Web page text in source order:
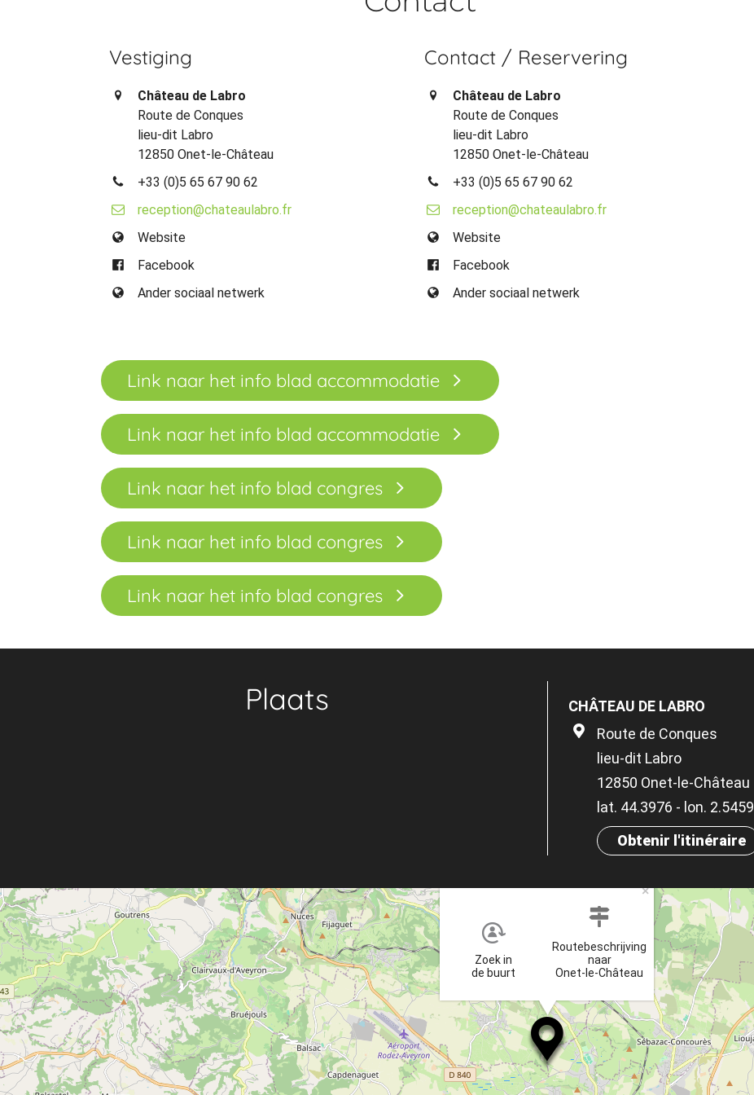
Vestiging
Château de Labro
Route de Conques
lieu-dit Labro
12850 Onet-le-Château
+33 (0)5 65 67 90 62
reception@chateaulabro.fr
Website
Facebook
Ander sociaal netwerk
Contact / Reservering
Château de Labro
Route de Conques
lieu-dit Labro
12850 Onet-le-Château
+33 (0)5 65 67 90 62
reception@chateaulabro.fr
Website
Facebook
Ander sociaal netwerk
Link naar het info blad accommodatie
Link naar het info blad accommodatie
Link naar het info blad congres
Link naar het info blad congres
Link naar het info blad congres
Plaats
CHÂTEAU DE LABRO
Route de Conques
lieu-dit Labro
12850 Onet-le-Château
lat. 44.3976 - lon. 2.5459
Obtenir l'itinéraire
Zoek in
de buurt
Routebeschrijving
naar
Onet-le-Château
×